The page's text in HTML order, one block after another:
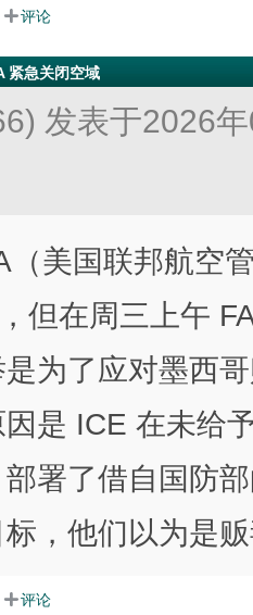
评论
紧急关闭空域
发表于2026
（美国联邦航空
但在周三上午
为了应对墨西
是 ICE 在未给
署了借自国防
，他们以为是
评论